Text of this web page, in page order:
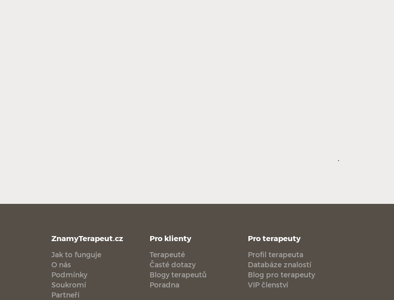
ZnamyTerapeut.cz
Jak to funguje
O nás
Podmínky
Soukromí
Partneři
Pro klienty
Terapeuté
Časté dotazy
Blogy terapeutů
Poradna
Pro terapeuty
Profil terapeuta
Databáze znalostí
Blog pro terapeuty
VIP členství